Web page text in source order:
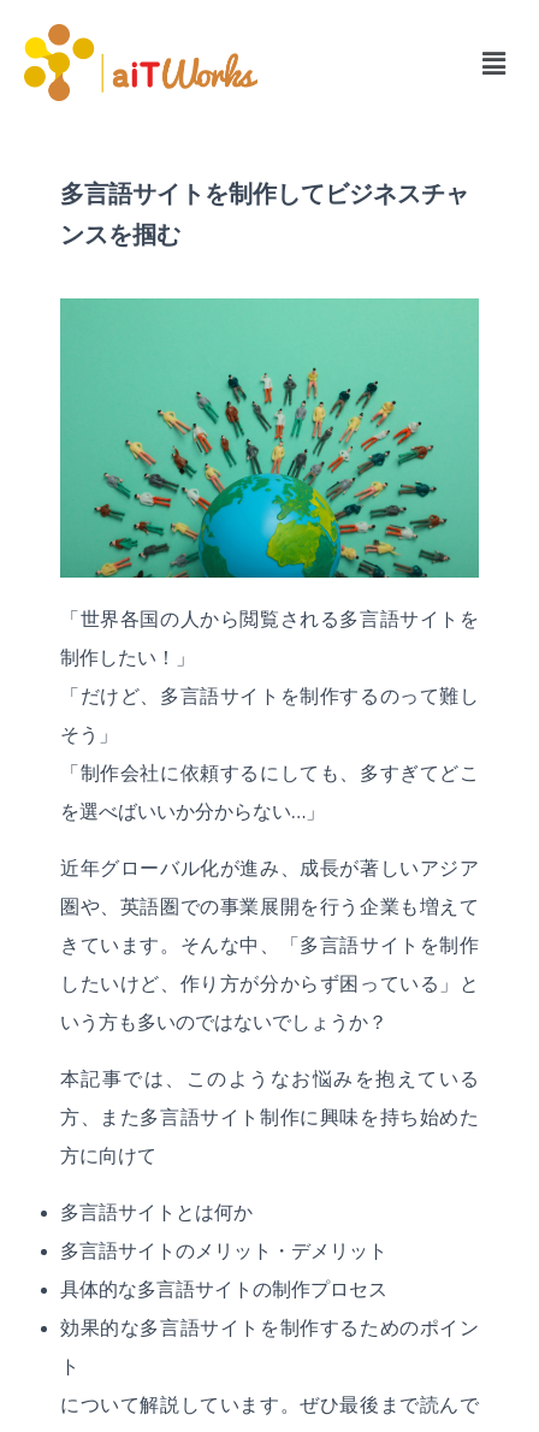
多言語サイトを制作してビジネスチャ
ンスを掴む
「世界各国の人から閲覧される多言語サイトを
制作したい！」
「だけど、多言語サイトを制作するのって難し
そう」
「制作会社に依頼するにしても、多すぎてどこ
を選べばいいか分からない…」
近年グローバル化が進み、成長が著しいアジア
圏や、英語圏での事業展開を行う企業も増えて
きています。そんな中、「多言語サイトを制作
したいけど、作り方が分からず困っている」と
いう方も多いのではないでしょうか？
本記事では、このようなお悩みを抱えている
方、また多言語サイト制作に興味を持ち始めた
方に向けて
多言語サイトとは何か
多言語サイトのメリット・デメリット
具体的な多言語サイトの制作プロセス
効果的な多言語サイトを制作するためのポイン
ト
について解説しています。ぜひ最後まで読んで